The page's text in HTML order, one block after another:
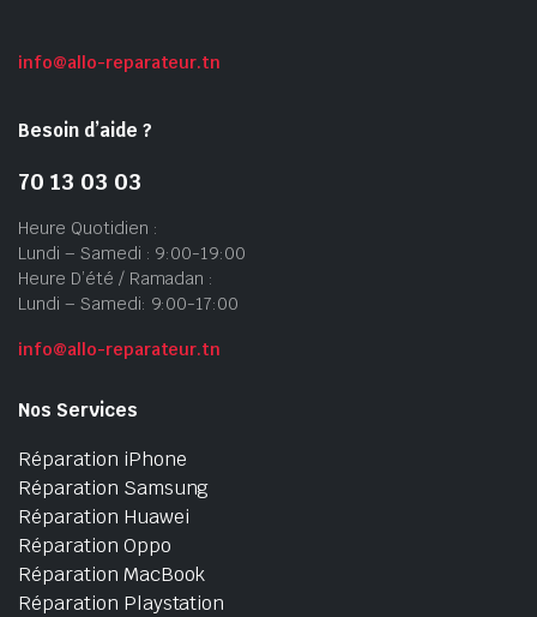
info@allo-reparateur.tn
Besoin d’aide ?
70 13 03 03
Heure Quotidien :
Lundi – Samedi : 9:00-19:00
Heure D’été / Ramadan :
Lundi – Samedi: 9:00-17:00
info@allo-reparateur.tn
Nos Services
Réparation iPhone
Réparation Samsung
Réparation Huawei
Réparation Oppo
Réparation MacBook
Réparation Playstation